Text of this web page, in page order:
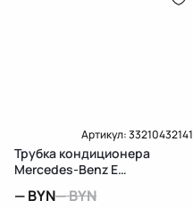
Артикул:33210432141
Трубка кондиционера
Mercedes-Benz E
—BYN—BYN